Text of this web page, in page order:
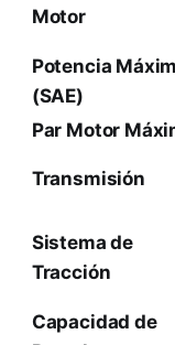
Motor
Potencia
(SAE)
Par Motor
Transmisión
Sistema de
Tracción
Capacidad de